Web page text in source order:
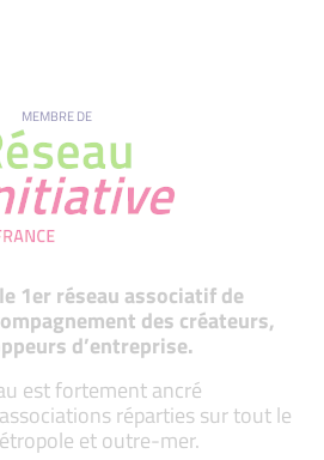
MEMBRE DE
1er réseau associatif de
des créateurs,
d’entreprise.
est fortement ancré
réparties sur tout le
et outre-mer.